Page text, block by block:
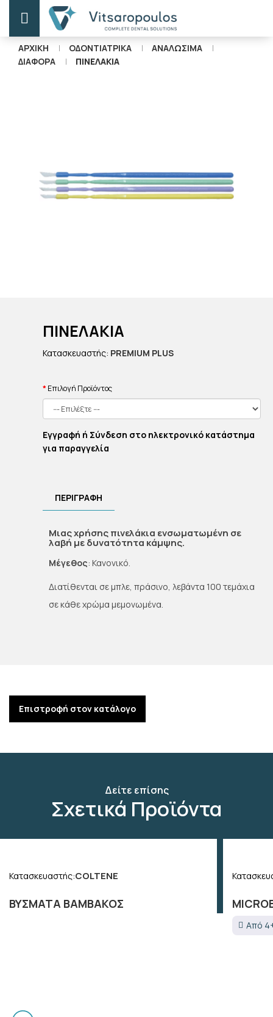
ΑΡΧΙΚΗ ΟΔΟΝΤΙΑΤΡΙΚΑ
ΑΝΑΛΩΣΙΜΑ
ΔΙΑΦΟΡΑ
ΠΙΝΕΛΑΚΙΑ
ΠΙΝΕΛΑΚΙΑ
Κατασκευαστής: PREMIUM PLUS
Επιλογή Προϊόντος
Εγγραφή ή Σύνδεση στο ηλεκτρονικό κατάστημα
για παραγγελία
ΠΕΡΙΓΡΑΦΗ
Μιας χρήσης πινελάκια ενσωματωμένη σε
λαβή με δυνατότητα κάμψης.
Μέγεθος: Κανονικό.
Διατίθενται σε μπλε, πράσινο, λεβάντα 100 τεμάχια
σε κάθε χρώμα μεμονωμένα.
Επιστροφή στον κατάλογο
Δείτε επίσης
Σχετικά Προϊόντα
ΒΥΣΜΑΤΑ ΒΑΜΒΑΚΟΣ
Κατασκευαστής:COLTENE
Από